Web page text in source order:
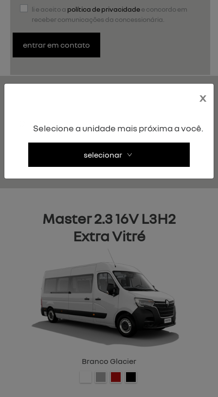
li e aceito a política de privacidadee concordo em
receber comunicações da concessionária.
entrar em contato
master 2.3 16v l3h2 extra
Master 2.3 16V L3H2
Extra Vitré
Branco Glacier
x
Selecione a unidade mais próxima a você.
selecionar